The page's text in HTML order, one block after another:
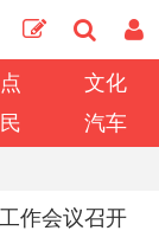
文化
汽车
作会议召开